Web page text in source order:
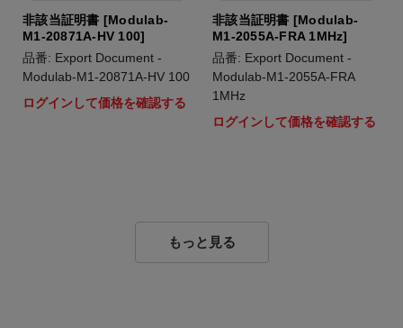
非該当証明書 [Modulab-
M1-20871A-HV 100]
品番: Export Document -
Modulab-M1-20871A-HV 100
ログインして価格を確認する
非該当証明書 [Modulab-
M1-2055A-FRA 1MHz]
品番: Export Document -
Modulab-M1-2055A-FRA
1MHz
ログインして価格を確認する
もっと見る